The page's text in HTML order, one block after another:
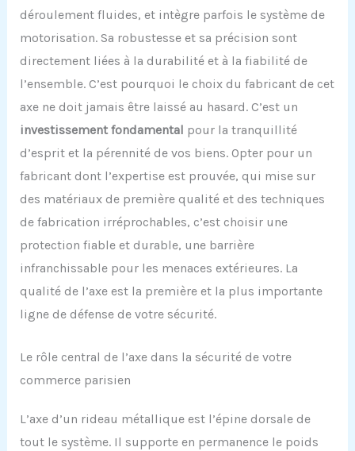
déroulement fluides, et intègre parfois le système de
motorisation. Sa robustesse et sa précision sont
directement liées à la durabilité et à la fiabilité de
l’ensemble. C’est pourquoi le choix du fabricant de cet
axe ne doit jamais être laissé au hasard. C’est un
investissement fondamental pour la tranquillité
d’esprit et la pérennité de vos biens. Opter pour un
fabricant dont l’expertise est prouvée, qui mise sur
des matériaux de première qualité et des techniques
de fabrication irréprochables, c’est choisir une
protection fiable et durable, une barrière
infranchissable pour les menaces extérieures. La
qualité de l’axe est la première et la plus importante
ligne de défense de votre sécurité.
Le rôle central de l’axe dans la sécurité de votre
commerce parisien
L’axe d’un rideau métallique est l’épine dorsale de
tout le système. Il supporte en permanence le poids